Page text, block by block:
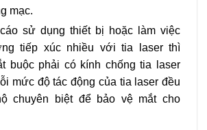
mạc.
sử dụng thiết bị hoặc làm việc
tiếp xúc nhiều với tia laser thì
buộc phải có kính chống tia laser
mức độ tác động của tia laser đều
chuyên biệt để bảo vệ mắt cho